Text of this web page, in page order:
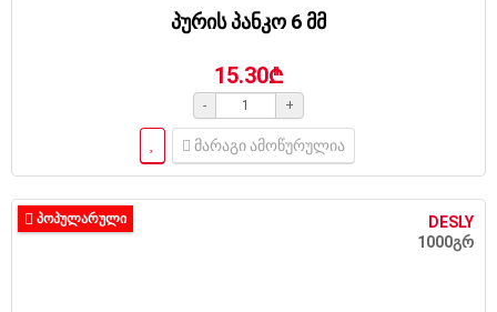
პურის პანკო 6 მმ
15.30₾
- +
მარაგი ამოწურულია
DESLY
1000გრ
ᲞᲝᲞᲣᲚᲐᲠᲣᲚᲘ